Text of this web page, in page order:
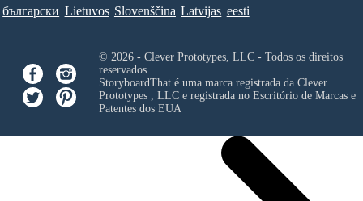
български Lietuvos Slovenščina Latvijas eesti
© 2026 - Clever Prototypes, LLC - Todos os direitos
reservados.
StoryboardThat é uma marca registrada da Clever
Prototypes , LLCe registrada no Escritório de Marcas e
Patentes dos EUA